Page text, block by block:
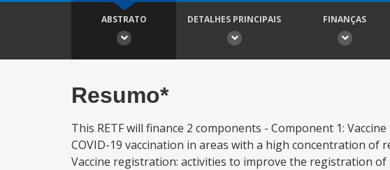
ABSTRATO DETALHES PRINCIPAIS FINANÇAS
Resumo*
This RETF will finance 2 components - Component 1:
COVID-19 vaccination in areas with a high concentration of
Vaccine registration: activities to improve the registration